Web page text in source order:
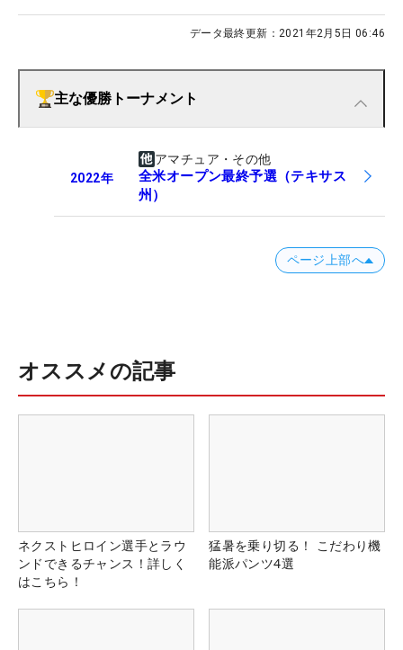
データ最終更新： 2021年2月5日 06:46
主な優勝トーナメント
2022年
アマチュア・その他
全米オープン最終予選（テキサス
州）
ページ上部へ
オススメの記事
ネクストヒロイン選手とラウ
ンドできるチャンス！詳しく
はこちら！
猛暑を乗り切る！ こだわり機
能派パンツ4選